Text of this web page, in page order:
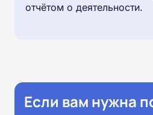
отчётом о деятельности.
Если вам нужна